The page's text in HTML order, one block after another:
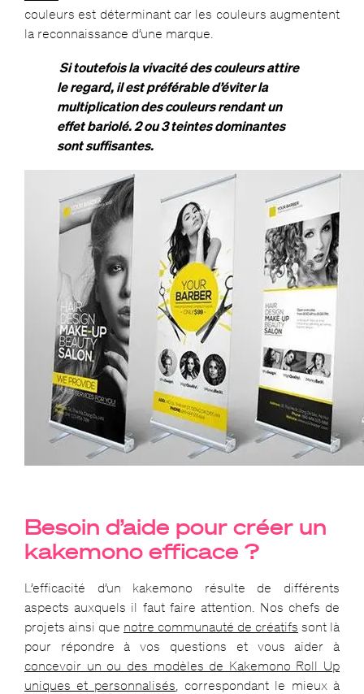
couleurs est déterminant car les couleurs augmentent
la reconnaissance d’une marque.
Si toutefois la vivacité des couleurs attire
le regard, il est préférable d’éviter la
multiplication des couleurs rendant un
effet bariolé. 2 ou 3 teintes dominantes
sont suffisantes.
Besoin d’aide pour créer un
kakemono efficace ?
L’efficacité d’un kakemono résulte de différents
aspects auxquels il faut faire attention. Nos chefs de
projets ainsi que notre communauté de créatifs sont là
pour répondre à vos questions et vous aider à
concevoir un ou des modèles de Kakemono Roll Up
uniques et personnalisés , correspondant le mieux à